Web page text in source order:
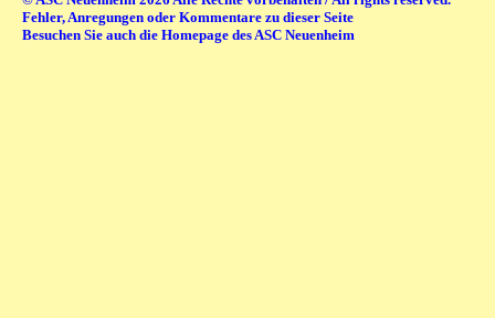
Fehler, Anregungen oder Kommentare zu dieser Seite
Besuchen Sie auch die Homepage des ASC Neuenheim